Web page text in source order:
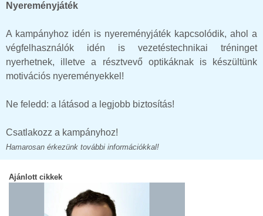
Nyereményjáték
A kampányhoz idén is nyereményjáték kapcsolódik, ahol a
végfelhasználók idén is vezetéstechnikai tréninget
nyerhetnek, illetve a résztvevő optikáknak is készültünk
motivációs nyereményekkel!
Ne feledd: a látásod a legjobb biztosítás!
Csatlakozz a kampányhoz!
Hamarosan érkezünk további információkkal!
Ajánlott cikkek